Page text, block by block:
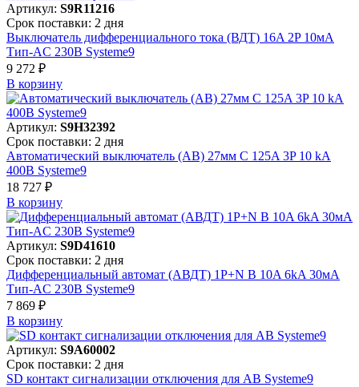
Артикул: S9R11216
Срок поставки: 2 дня
Выключатель дифференциального тока (ВДТ) 16A 2P 10мА
Тип-AC 230В Systeme9
9 272 ₽
В корзинy
Артикул: S9H32392
Срок поставки: 2 дня
Автоматический выключатель (АВ) 27мм C 125A 3P 10 kA
400В Systeme9
18 727 ₽
В корзинy
Артикул: S9D41610
Срок поставки: 2 дня
Дифференциальный автомат (АВДТ) 1P+N B 10A 6kA 30мА
Тип-AC 230В Systeme9
7 869 ₽
В корзинy
Артикул: S9A60002
Срок поставки: 2 дня
SD контакт сигнализации отключения для АВ Systeme9